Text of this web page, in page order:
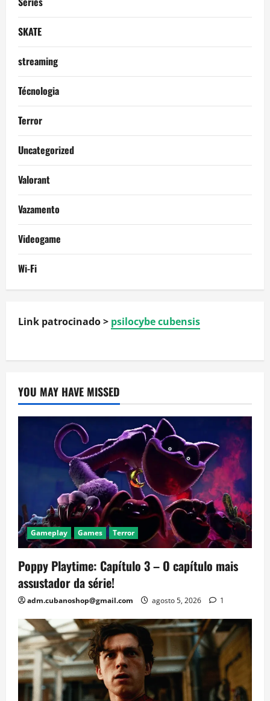
SKATE
streaming
Técnologia
Terror
Uncategorized
Valorant
Vazamento
Videogame
Wi-Fi
Link patrocinado > psilocybe cubensis
YOU MAY HAVE MISSED
Gameplay Games Terror
Poppy Playtime: Capítulo 3 – O capítulo mais
assustador da série!
adm.cubanoshop@gmail.com agosto 5, 2026 1